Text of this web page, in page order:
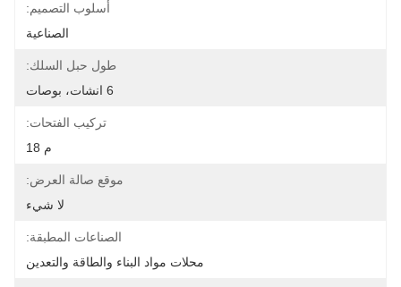
أسلوب التصميم:
الصناعية
طول حبل السلك:
تركيب الفتحات:
م 18
موقع صالة العرض:
لا شيء
الصناعات المطبقة:
محلات مواد البناء والطاقة والتعدين